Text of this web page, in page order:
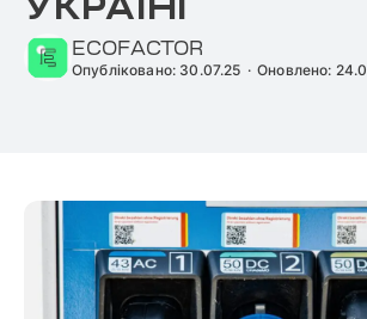
ECOFACTOR
Опубліковано: 30.07.25 · Оновлено: